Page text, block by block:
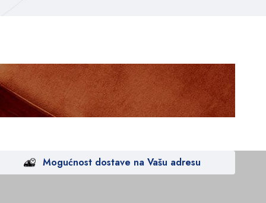
Mogućnost dostave na Vašu adresu